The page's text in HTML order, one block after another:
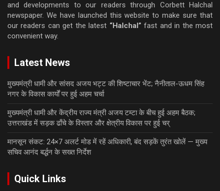
and developments to our readers through Corbett Halchal
newspaper. We have launched this website to make sure that
our readers can get the latest “Halchal” fast and in the most
convenient way.
Latest News
मुख्यमंत्री धामी और सांसद अजय भट्ट की शिष्टाचार भेंट; नैनीताल-ऊधम सिंह
नगर के विकास कार्यों पर हुई अहम चर्चा
मुख्यमंत्री धामी और केंद्रीय राज्य मंत्री अजय टम्टा के बीच हुई अहम बैठक;
उत्तराखंड में सड़क ढाँचे के विस्तार और क्षेत्रीय विकास पर हुई चर्
मानसून संकट: 24×7 अलर्ट मोड में रहें अधिकारी, बंद सड़कें तुरंत खोलें — मुख्य
सचिव आनंद बर्द्धन के सख्त निर्देश
Quick Links